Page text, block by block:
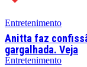
Entretenimento
Anitta faz
gargalhada. Veja
Entretenimento